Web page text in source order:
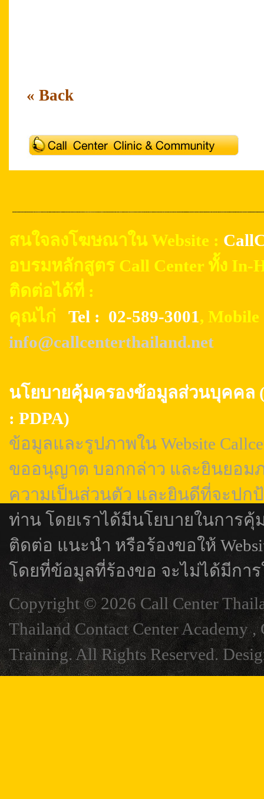
« Back
สนใจลงโฆษณาใน Website :
อบรมหลักสูตร Call Center ทั้ง In-
ติดต่อได้ที่ :
คุณไก่ Tel : 02-589-3001,
info@callcenterthailand.net
นโยบายคุ้มครองข้อมูลส่วนบุคคล
: PDPA)
ข้อมูลและรูปภาพใน Website
ขออนุญาต บอกกล่าว และยินยอม
ความเป็นส่วนตัว และยินดีที่จะปก
ท่าน โดยเราได้มีนโยบายในการ
ติดต่อ แนะนำ หรือร้องขอให้
โดยที่ข้อมูลที่ร้องขอ จะไม่ได้มีกา
Copyright © 2026 Call Center
Thailand Contact Center Academy
Training. All Rights Reserved.